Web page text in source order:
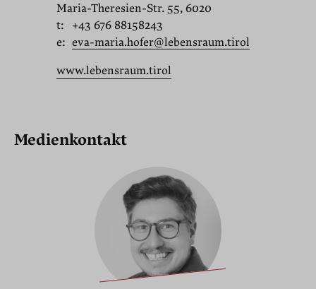
Maria-Theresien-Str. 55, 6020
t:
+43 676 88158243
e: eva-maria.hofer@lebensraum.tirol
www.lebensraum.tirol
Medienkontakt